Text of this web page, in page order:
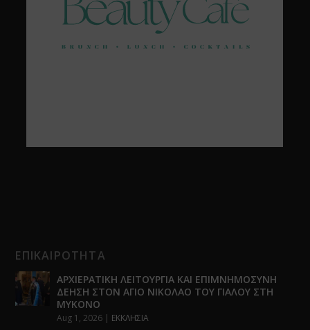
ΕΠΙΚΑΙΡΟΤΗΤΑ
ΑΡΧΙΕΡΑΤΙΚΗ ΛΕΙΤΟΥΡΓΙΑ ΚΑΙ ΕΠΙΜΝΗΜΟΣΥΝΗ
ΔΕΗΣΗ ΣΤΟΝ ΑΓΙΟ ΝΙΚΟΛΑΟ ΤΟΥ ΓΙΑΛΟΥ ΣΤΗ
ΜΥΚΟΝΟ
Aug 1, 2026 | ΕΚΚΛΗΣΙΑ